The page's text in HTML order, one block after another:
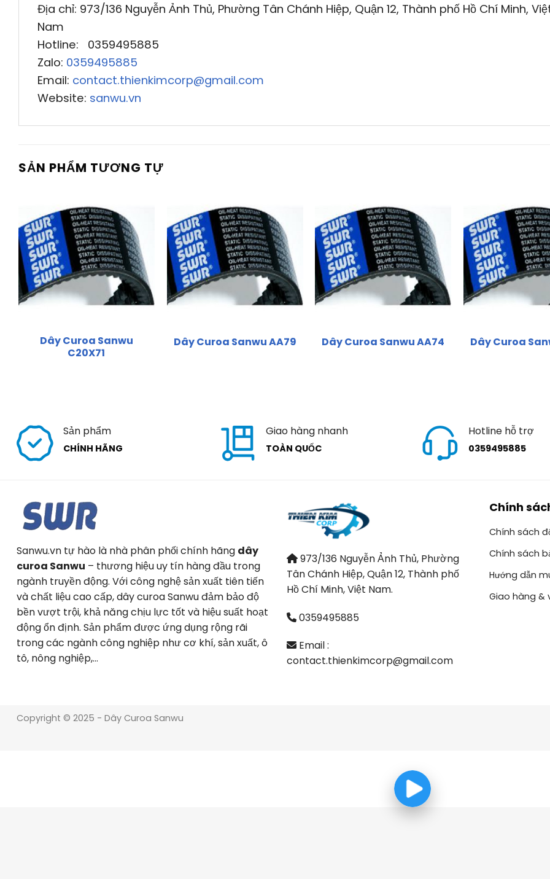
Địa chỉ: 973/136 Nguyễn Ảnh Thủ, Phường Tân Chánh Hiệp, Quận 12, Thành phố Hồ Chí Minh,
Nam
Hotline: 0359495885
Zalo: 0359495885
Email: contact.thienkimcorp@gmail.com
Website: sanwu.vn
SẢN PHẨM TƯƠNG TỰ
Dây Curoa Sanwu
C20X71
Dây Curoa Sanwu AA79 Dây Curoa Sanwu AA74 Dây Curoa
Sản phẩm
CHÍNH HÃNG
Giao hàng nhanh
TOÀN QUỐC
Hotline hỗ trợ
0359495885
Sanwu.vn tự hào là nhà phân phối chính hãng dây
curoa Sanwu – thương hiệu uy tín hàng đầu trong
ngành truyền động. Với công nghệ sản xuất tiên tiến
và chất liệu cao cấp, dây curoa Sanwu đảm bảo độ
bền vượt trội, khả năng chịu lực tốt và hiệu suất hoạt
động ổn định. Sản phẩm được ứng dụng rộng rãi
trong các ngành công nghiệp như cơ khí, sản xuất, ô
tô, nông nghiệp,…
973/136 Nguyễn Ảnh Thủ, Phường
Tân Chánh Hiệp, Quận 12, Thành phố
Hồ Chí Minh, Việt Nam.
0359495885
Email :
contact.thienkimcorp@gmail.com
Chính
Chính sách
Chính sách
Hướng dẫn
Giao hàng &
Copyright © 2025 - Dây Curoa Sanwu